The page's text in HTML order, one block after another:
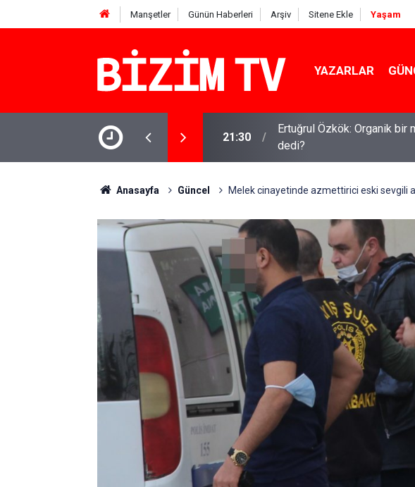
Manşetler Günün Haberleri Arşiv Sitene Ekle Yaşam
YAZARLAR
benim ilk yapay zeka şarkım için ne
16:11
Kirli çamaşırlar ortaya
iddia
Anasayfa Güncel Melek cinayetinde azmettirici eski sevgili